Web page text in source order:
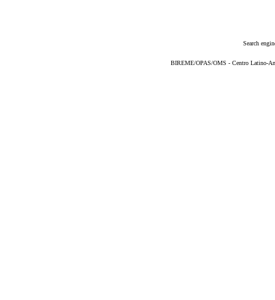
Search
BIREME/OPAS/OMS - Centro Latino-